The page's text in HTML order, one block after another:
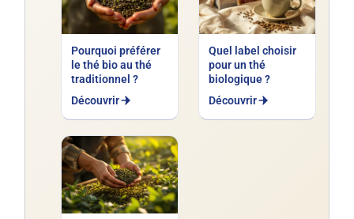
Pourquoi préférer
le thé bio au thé
traditionnel ?
Découvrir
Quel label choisir
pour un thé
biologique ?
Découvrir